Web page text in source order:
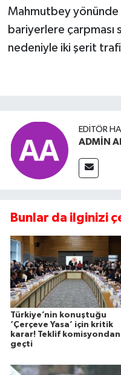
Mahmutbey
bariyerlere çarpması
nedeniyle iki şerit
EDITÖR
ADMİN
Bunlar da ilginizi
Türkiye’nin konuştuğu
‘Çerçeve Yasa’ için kritik
karar! Teklif komisyondan
geçti